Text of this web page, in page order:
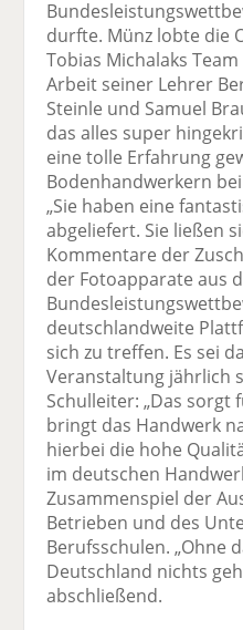
durfte. Münz lobte die
Tobias Michalaks
Arbeit seiner Lehrer
Steinle und Samuel
das alles super
eine tolle Erfahrung
Bodenhandwerkern
„Sie haben eine
abgeliefert. Sie ließen
Kommentare der
der Fotoapparate aus
deutschlandweite
sich zu treffen. Es sei
Veranstaltung jährlich
Schulleiter: „Das
bringt das Handwerk
hierbei die hohe
im deutschen
Zusammenspiel der
Betrieben und des
Berufsschulen. „Ohne
Deutschland nichts
abschließend.